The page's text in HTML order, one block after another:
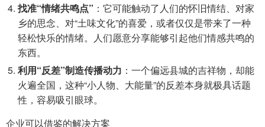
找准“情绪共鸣点” ：它可能触动了人们的怀旧情结、对家
乡的思念、对“土味文化”的喜爱，或者仅仅是带来了一种
轻松快乐的情绪。人们愿意分享能够引起他们情感共鸣的
东西。
利用“反差”制造传播动力 ：一个偏远县城的吉祥物，却能
火遍全国，这种“小人物、大能量”的反差本身就极具话题
性，容易吸引眼球。
企业可以借鉴的解决方案